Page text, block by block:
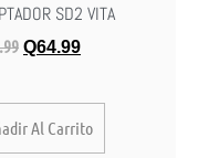
SD2 VITA
Q64.99
Al Carrito